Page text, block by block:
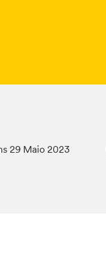
29 Maio 2023